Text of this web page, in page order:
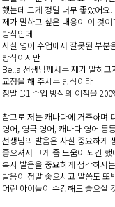
했는데 그게 정말 너무 좋았어요.
제가 말하고 싶은 내용이 이 것
방식인데
사실 영어 수업에서 잘못된 부분
방식이지만
Bella 선생님께서는 제가 말하
교정을 해 주시는 방식이라
정말 1:1 수업 방식의 이점을
참고로 저는 캐나다에 거주하며
영어, 영국 영어, 캐나다 영어 등
선생님의 발음은 사실 중요하게
좋으셔서 그게 좀 도움이 되긴 했
혹시 발음을 중요하게 생각하시
발음이 정말 좋으시고 말씀도 또
어린 아이들이 수강해도 좋으실